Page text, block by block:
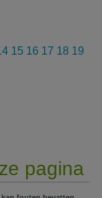
15 16 17 18 19
pagina